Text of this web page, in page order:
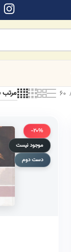
60
-20%
موجود نیست
دست دوم